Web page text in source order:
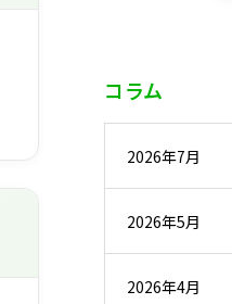
コラム
2026年7月
2026年5月
2026年4月